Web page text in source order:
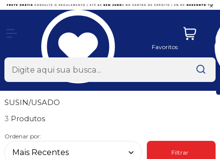
x
Favoritos
SUSIN/USADO
3
Ordenar por:
Filtrar